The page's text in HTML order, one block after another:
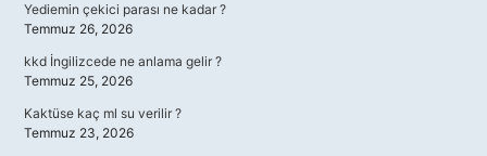
Yediemin çekici parası ne kadar ?
Temmuz 26, 2026
kkd İngilizcede ne anlama gelir ?
Temmuz 25, 2026
Kaktüse kaç ml su verilir ?
Temmuz 23, 2026